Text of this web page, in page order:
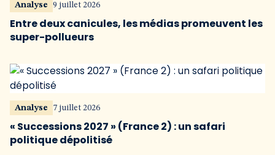
Analyse 9 juillet 2026
Entre deux canicules, les médias promeuvent les
super-pollueurs
Analyse 7 juillet 2026
« Successions 2027 » (France 2) : un safari
politique dépolitisé